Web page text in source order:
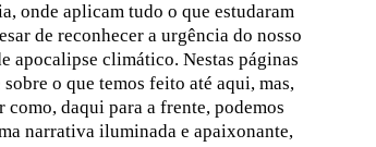
onde aplicam tudo o que estudaram
de reconhecer a urgência do nosso
apocalipse climático. Nestas páginas
o que temos feito até aqui, mas,
daqui para a frente, podemos
narrativa iluminada e apaixonante,